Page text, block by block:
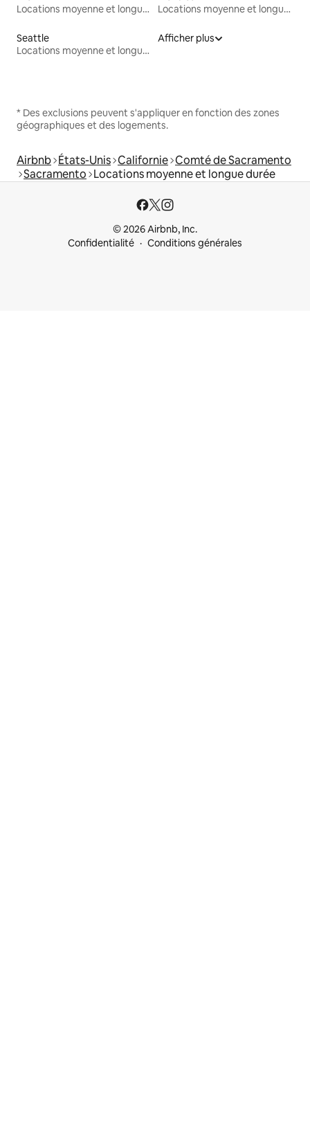
Locations moyenne et longue durée
Locations moyenne et longue durée
Seattle
Locations moyenne et longue durée
Afficher plus
* Des exclusions peuvent s'appliquer en fonction des zones
géographiques et des logements.
Airbnb États-Unis Californie Comté de Sacramento
Sacramento Locations moyenne et longue durée
© 2026 Airbnb, Inc.
Confidentialité
Conditions générales